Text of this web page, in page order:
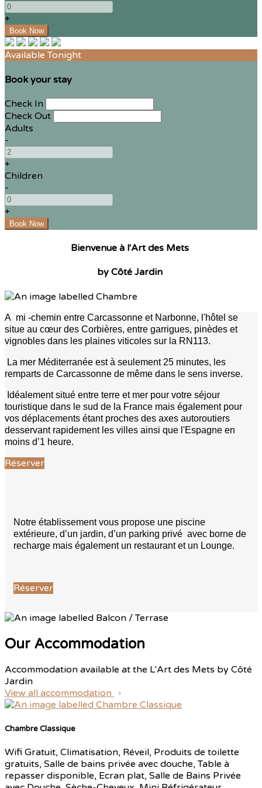
+
Available Tonight
Book your stay
Check In
Check Out
Adults
-
+
Children
-
+
Bienvenue à l'Art des Mets
by Côté Jardin
A mi -chemin entre Carcassonne et Narbonne, l'hôtel se
situe au cœur des Corbières, entre garrigues, pinèdes et
vignobles dans les plaines viticoles sur la RN113.
La mer Méditerranée est à seulement 25 minutes, les
remparts de Carcassonne de même dans le sens inverse.
Idéalement situé entre terre et mer pour votre séjour
touristique dans le sud de la France mais également pour
vos déplacements étant proches des axes autoroutiers
desservant rapidement les villes ainsi que l'Espagne en
moins d’1 heure.
Réserver
Notre établissement vous propose une piscine
extérieure, d’un jardin, d’un parking privé avec borne de
recharge mais également un restaurant et un Lounge.
Réserver
Our Accommodation
Accommodation available at the L'Art des Mets by Côté
Jardin
View all accommodation
Chambre Classique
Wifi Gratuit, Climatisation, Réveil, Produits de toilette
gratuits, Salle de bains privée avec douche, Table à
repasser disponible, Ecran plat, Salle de Bains Privée